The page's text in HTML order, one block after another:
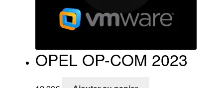
OPEL OP-COM 2023